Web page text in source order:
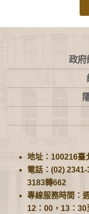
:::
政府
地址：100216臺
電話：(02)
3183轉662
專線服務時間：
12：00，13：30